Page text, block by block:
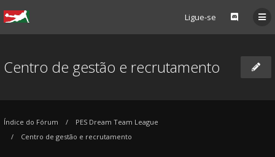
Ligue-se
Centro de gestão e recrutamento
Índice do Fórum
PES Dream Team League
Centro de gestão e recrutamento